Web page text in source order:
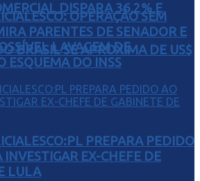
DISPARA 36,2% E
BRASIL SE APROXIMA DE US$
OPERAÇÃO SEM
PARENTES DE SENADOR E
LAVAGEM DE
ESQUEMA DO INSS
PREPARA PEDIDO
INVESTIGAR EX-CHEFE DE
LULA